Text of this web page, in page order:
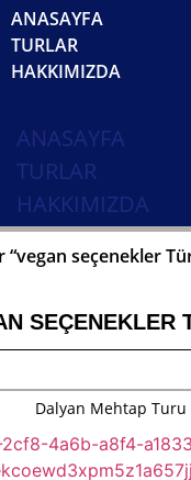
ANASAYFA
TURLAR
HAKKIMIZDA
ANASAYFA
TURLAR
HAKKIMIZDA
“vegan seçenekler
SEÇENEKLER
Dalyan Mehtap Turu